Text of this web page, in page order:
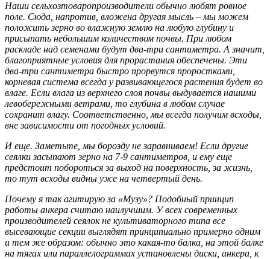
Наши сельхозтоваропроизводители обычно любят ровное
поле. Сюда, напротив, вложена другая мысль – мы можем
положить зерно во влажную землю на любую глубину и
присыпать небольшим количеством почвы. При любом
раскладе над семенами будут два-три сантиметра. А значит,
благоприятные условия для прорастания обеспечены. Эти
два-три сантиметра быстро прорвутся проростками,
корневая система всегда у развивающегося растения будет во
влаге. Если влага из верхнего слоя почвы выдувается нашими
левобережными ветрами, то глубина в любом случае
сохранит влагу. Соответственно, мы всегда получим всходы,
вне зависимости от погодных условий.
И еще. Заметьте, мы борозду не заравниваем! Если другие
сеялки засыпают зерно на 7-9 сантиметров, и ему еще
предстоит побороться за выход на поверхность, за жизнь,
то тут всходы видны уже на четвертый день.
Почему я так агитирую за «Музу»? Подобный принцип
работы анкера считаю наилучшим. У всех современных
производителей сеялок не культиваторного типа все
высевающие секции выглядят принципиально примерно одним
и тем же образом: обычно это какая-то балка, на этой балке
на тягах или параллелограммах установлены диски, анкера, к